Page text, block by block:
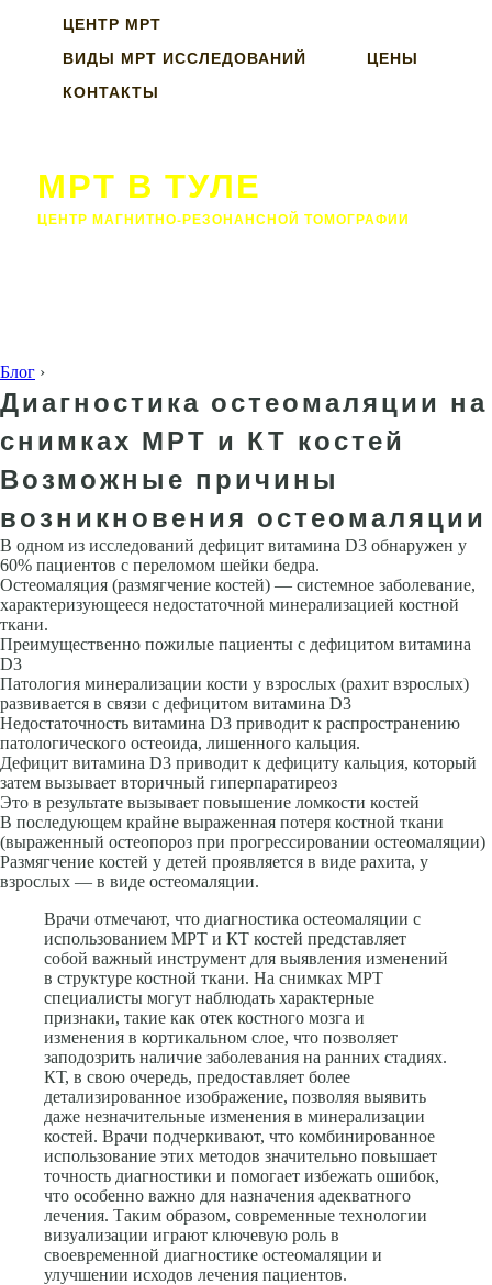
ЦЕНТР МРТ
ВИДЫ МРТ ИССЛЕДОВАНИЙ
ЦЕНЫ
КОНТАКТЫ
МРТ В ТУЛЕ
ЦЕНТР МАГНИТНО-РЕЗОНАНСНОЙ ТОМОГРАФИИ
Блог ›
Диагностика остеомаляции на
снимках МРТ и КТ костей
Возможные причины
возникновения остеомаляции
В одном из исследований дефицит витамина D3 обнаружен у
60% пациентов с переломом шейки бедра.
Остеомаляция (размягчение костей) — системное заболевание,
характеризующееся недостаточной минерализацией костной
ткани.
Преимущественно пожилые пациенты с дефицитом витамина
D3
Патология минерализации кости у взрослых (рахит взрослых)
развивается в связи с дефицитом витамина D3
Недостаточность витамина D3 приводит к распространению
патологического остеоида, лишенного кальция.
Дефицит витамина D3 приводит к дефициту кальция, который
затем вызывает вторичный гиперпаратиреоз
Это в результате вызывает повышение ломкости костей
В последующем крайне выраженная потеря костной ткани
(выраженный остеопороз при прогрессировании остеомаляции)
Размягчение костей у детей проявляется в виде рахита, у
взрослых — в виде остеомаляции.
Врачи отмечают, что диагностика остеомаляции с
использованием МРТ и КТ костей представляет
собой важный инструмент для выявления изменений
в структуре костной ткани. На снимках МРТ
специалисты могут наблюдать характерные
признаки, такие как отек костного мозга и
изменения в кортикальном слое, что позволяет
заподозрить наличие заболевания на ранних стадиях.
КТ, в свою очередь, предоставляет более
детализированное изображение, позволяя выявить
даже незначительные изменения в минерализации
костей. Врачи подчеркивают, что комбинированное
использование этих методов значительно повышает
точность диагностики и помогает избежать ошибок,
что особенно важно для назначения адекватного
лечения. Таким образом, современные технологии
визуализации играют ключевую роль в
своевременной диагностике остеомаляции и
улучшении исходов лечения пациентов.